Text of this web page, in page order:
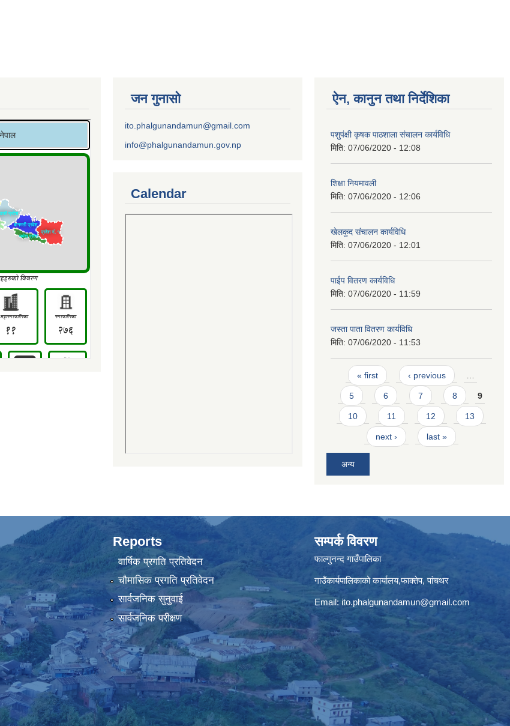
जन गुनासो
ito.phalgunandamun@gmail.com
info@phalgunandamun.gov.np
Calendar
ऐन, कानुन तथा निर्देशिका
पशुपंक्षी कृषक पाठशाला संचालन कार्यविधि
मिति: 07/06/2020 - 12:08
शिक्षा नियमावली
मिति: 07/06/2020 - 12:06
खेलकुद संचालन कार्यविधि
मिति: 07/06/2020 - 12:01
पाईप वितरण कार्यविधि
मिति: 07/06/2020 - 11:59
जस्ता पाता वितरण कार्यविधि
मिति: 07/06/2020 - 11:53
Pages
« first ‹ previous
5 6 7 8 9
10 11 12 13
next › last »
अन्य
Reports
वार्षिक प्रगति प्रतिवेदन
चौमासिक प्रगति प्रतिवेदन
सार्वजनिक सुनुवाई
सार्वजनिक परीक्षण
सम्पर्क विवरण
फाल्गुनन्द गाउँपालिका
गाउँकार्यपालिकाको कार्यालय,फाक्तेप, पांचथर
Email: ito.phalgunandamun@gmail.com